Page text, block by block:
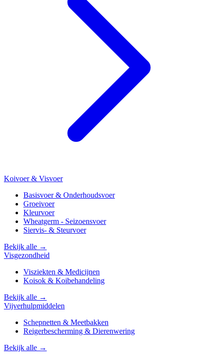
Koivoer & Visvoer
Basisvoer & Onderhoudsvoer
Groeivoer
Kleurvoer
Wheatgerm - Seizoensvoer
Siervis- & Steurvoer
Bekijk alle →
Visgezondheid
Visziekten & Medicijnen
Koisok & Koibehandeling
Bekijk alle →
Vijverhulpmiddelen
Schepnetten & Meetbakken
Reigerbescherming & Dierenwering
Bekijk alle →